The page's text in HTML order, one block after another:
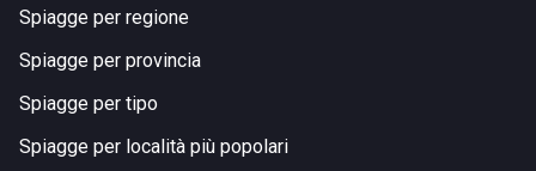
Spiagge per regione
Spiagge per provincia
Spiagge per tipo
Spiagge per località più popolari